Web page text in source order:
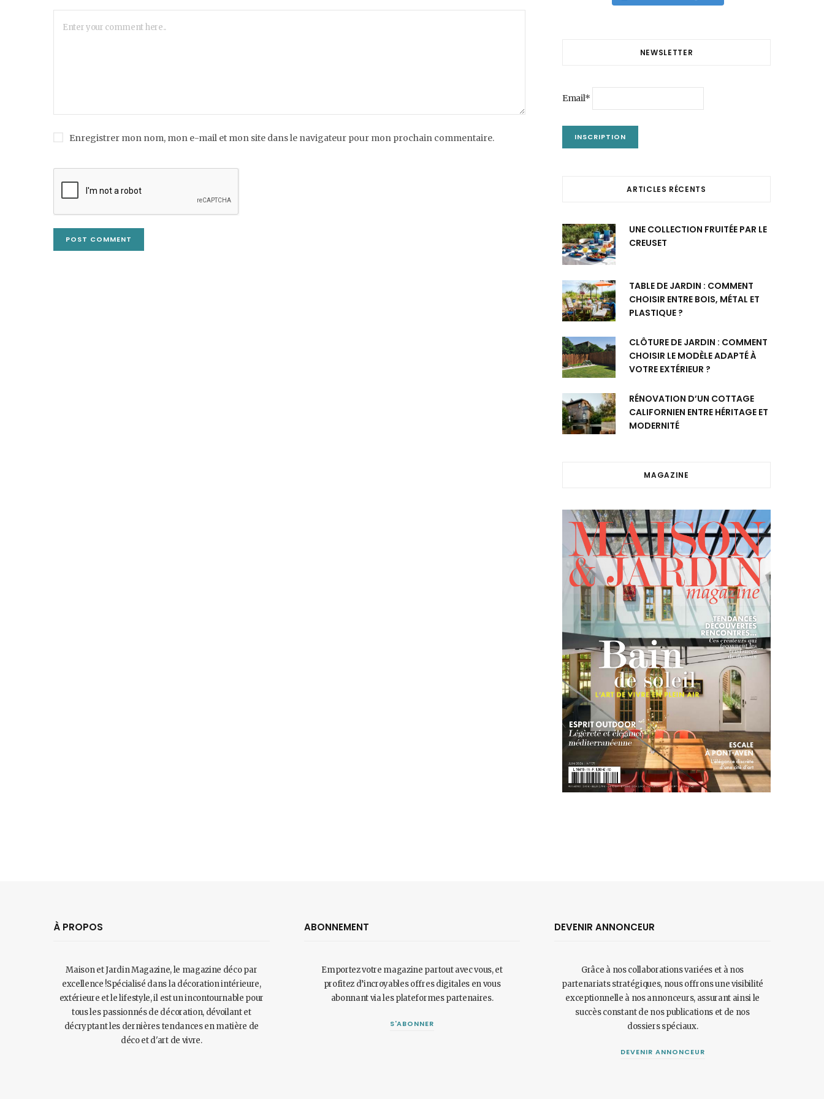
Enregistrer mon nom, mon e-mail et mon site dans le navigateur pour mon prochain commentaire.
NEWSLETTER
Email*
ARTICLES RÉCENTS
UNE COLLECTION FRUITÉE PAR LE
CREUSET
TABLE DE JARDIN : COMMENT
CHOISIR ENTRE BOIS, MÉTAL ET
PLASTIQUE ?
CLÔTURE DE JARDIN : COMMENT
CHOISIR LE MODÈLE ADAPTÉ À
VOTRE EXTÉRIEUR ?
RÉNOVATION D’UN COTTAGE
CALIFORNIEN ENTRE HÉRITAGE ET
MODERNITÉ
MAGAZINE
À PROPOS
Maison et Jardin Magazine, le magazine déco par
excellence !Spécialisé dans la décoration intérieure,
extérieure et le lifestyle, il est un incontournable pour
tous les passionnés de décoration, dévoilant et
décryptant les dernières tendances en matière de
déco et d'art de vivre.
ABONNEMENT
Emportez votre magazine partout avec vous, et
profitez d’incroyables offres digitales en vous
abonnant via les plateformes partenaires.
S'ABONNER
DEVENIR ANNONCEUR
Grâce à nos collaborations variées et à nos
partenariats stratégiques, nous offrons une visibilité
exceptionnelle à nos annonceurs, assurant ainsi le
succès constant de nos publications et de nos
dossiers spéciaux.
DEVENIR ANNONCEUR